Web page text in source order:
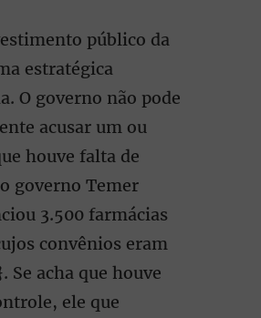
público da
estratégica
O governo não pode
acusar um ou
houve falta de
governo Temer
3.500 farmácias
convênios eram
Se acha que houve
ele que